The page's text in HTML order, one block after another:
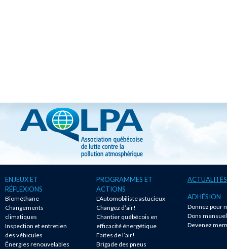
ENJEUX ET
RÉFLEXIONS
Biométhane
Changements
climatiques
Inspection et entretien
des véhicules
Énergies renouvelables
PROGRAMMES ET
ACTIONS
L'Automobiliste astucieux
Changez d’air!
Chantier québécois en
efficacité énergétique
Faites de l’air!
Brigade des pneus
ACTUALITÉS
ADHÉSION
Donnez pour
Dons
Devenez